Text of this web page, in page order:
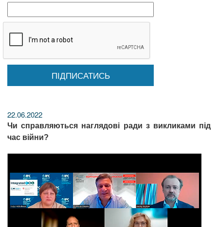
22.06.2022
Чи справляються наглядові ради з викликами під
час війни?